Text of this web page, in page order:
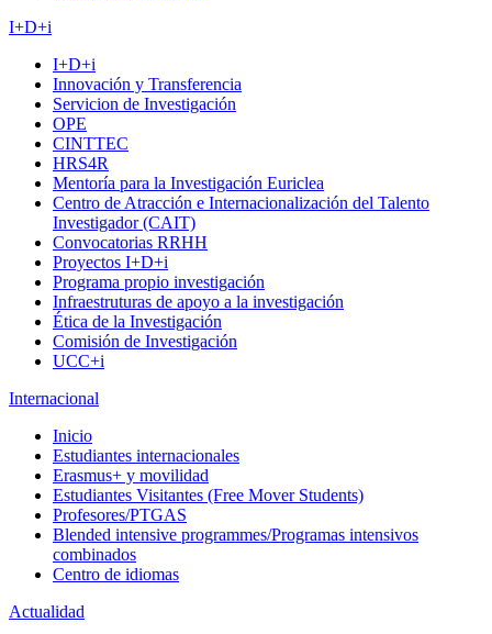
I+D+i
I+D+i
Innovación y Transferencia
Servicion de Investigación
OPE
CINTTEC
HRS4R
Mentoría para la Investigación Euriclea
Centro de Atracción e Internacionalización del Talento
Investigador (CAIT)
Convocatorias RRHH
Proyectos I+D+i
Programa propio investigación
Infraestruturas de apoyo a la investigación
Ética de la Investigación
Comisión de Investigación
UCC+i
Internacional
Inicio
Estudiantes internacionales
Erasmus+ y movilidad
Estudiantes Visitantes (Free Mover Students)
Profesores/PTGAS
Blended intensive programmes/Programas intensivos
combinados
Centro de idiomas
Actualidad